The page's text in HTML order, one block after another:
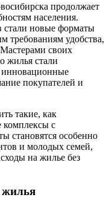
продолжает
населения.
стали новые форматы
требованиям удобства,
своих
жилья стали
инновационные
покупателей и
такие, как
с
становятся особенно
и молодых семей,
на жилье без